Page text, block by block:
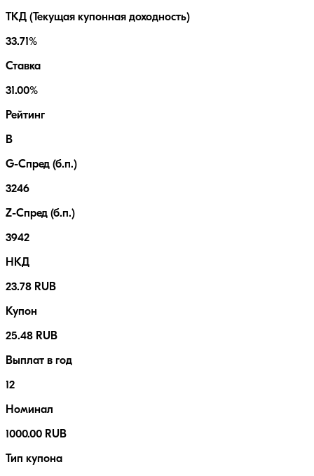
ТКД (Текущая купонная доходность)
33.71%
Ставка
31.00%
Рейтинг
B
G-Спред (б.п.)
3246
Z-Спред (б.п.)
3942
НКД
23.78 RUB
Купон
25.48 RUB
Выплат в год
12
Номинал
1000.00 RUB
Тип купона